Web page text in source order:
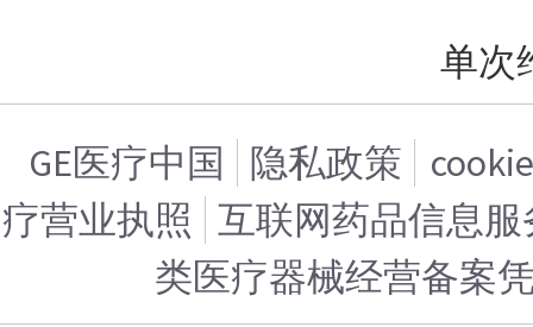
单次
GE医疗中国 隐私政策
疗营业执照 互联网药品信息服
类医疗器械经营备案